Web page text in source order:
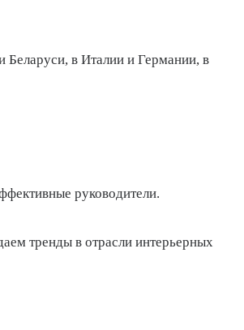
в Италии и Германии, в
руководители.
тренды в отрасли интерьерных